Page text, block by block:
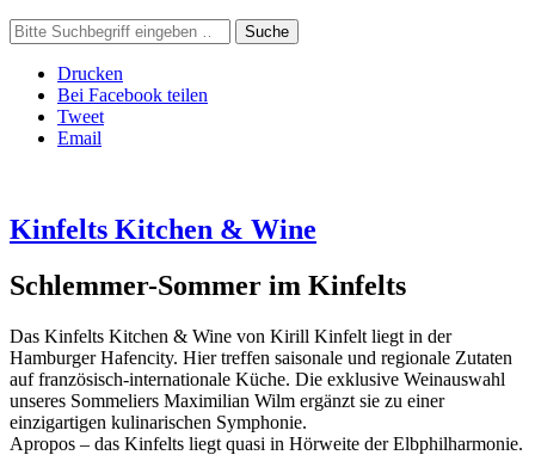
Suche
Drucken
Bei Facebook teilen
Tweet
Email
Kinfelts Kitchen & Wine
Schlemmer-Sommer im Kinfelts
Das Kinfelts Kitchen & Wine von Kirill Kinfelt liegt in der
Hamburger Hafencity. Hier treffen saisonale und regionale Zutaten
auf französisch-internationale Küche. Die exklusive Weinauswahl
unseres Sommeliers Maximilian Wilm ergänzt sie zu einer
einzigartigen kulinarischen Symphonie.
Apropos – das Kinfelts liegt quasi in Hörweite der Elbphilharmonie.